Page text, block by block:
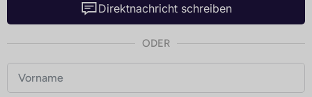
Direktnachricht schreiben
ODER